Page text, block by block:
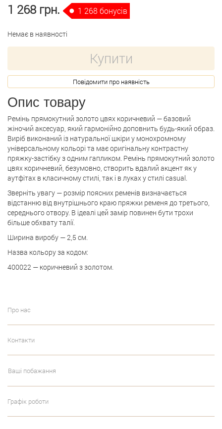
1 268 грн. 1 268 бонусів
Немає в наявності
Купити
Повідомити про наявність
Опис товару
Ремінь прямокутний золото цвях коричневий — базовий
жіночий аксесуар, який гармонійно доповнить будь-який образ.
Виріб виконаний із натуральної шкіри у монохромному
універсальному кольорі та має оригінальну контрастну
пряжку-застібку з одним гапликом. Ремінь прямокутний золото
цвях коричневий, безумовно, створить вдалий акцент як у
аутфітах в класичному стилі, так і в луках у стилі casual.
Зверніть увагу — розмір поясних ременів визначається
відстанню від внутрішнього краю пряжки ременя до третього,
середнього отвору. В ідеалі цей замір повинен бути трохи
більше обхвату талії.
Ширина виробу — 2,5 см.
Назва кольору за кодом:
400022 — коричневий з золотом.
Про нас
Контакти
Ваші побажання
Графік роботи